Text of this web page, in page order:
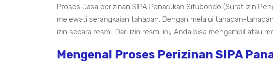
Proses Jasa perizinan SIPA Panarukan Situbondo (Surat Izin
melewati serangkaian tahapan. Dengan melalui tahapan-
izin secara resmi. Dari izin resmi ini, Anda bisa mengambil atau
Mengenal Proses Perizinan SIPA